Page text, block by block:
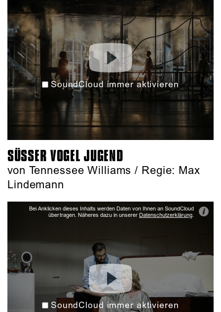
SoundCloud immer aktivieren
SÜSSER VOGEL JUGEND
von Tennessee Williams / Regie: Max
Lindemann
Bei Anklicken dieses Inhalts werden Daten von Ihnen an SoundCloud
übertragen. Näheres dazu in unserer Datenschutzerklärung. i
SoundCloud immer aktivieren